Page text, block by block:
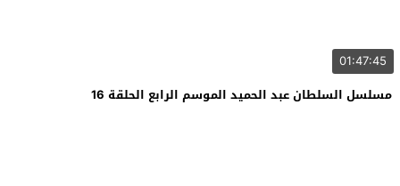
01:47:45
مسلسل السلطان عبد الحميد الموسم الرابع الحلقة 16